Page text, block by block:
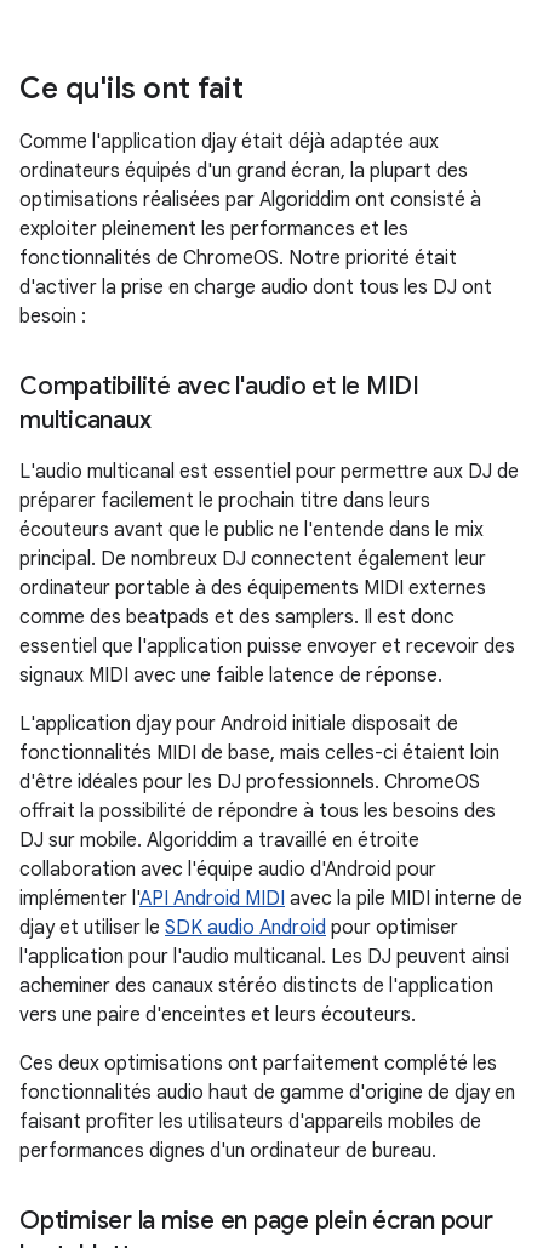
Ce qu'ils ont fait
Comme l'application djay était déjà adaptée aux
ordinateurs équipés d'un grand écran, la plupart des
optimisations réalisées par Algoriddim ont consisté à
exploiter pleinement les performances et les
fonctionnalités de ChromeOS. Notre priorité était
d'activer la prise en charge audio dont tous les DJ ont
besoin :
Compatibilité avec l'audio et le MIDI
multicanaux
L'audio multicanal est essentiel pour permettre aux DJ de
préparer facilement le prochain titre dans leurs
écouteurs avant que le public ne l'entende dans le mix
principal. De nombreux DJ connectent également leur
ordinateur portable à des équipements MIDI externes
comme des beatpads et des samplers. Il est donc
essentiel que l'application puisse envoyer et recevoir des
signaux MIDI avec une faible latence de réponse.
L'application djay pour Android initiale disposait de
fonctionnalités MIDI de base, mais celles-ci étaient loin
d'être idéales pour les DJ professionnels. ChromeOS
offrait la possibilité de répondre à tous les besoins des
DJ sur mobile. Algoriddim a travaillé en étroite
collaboration avec l'équipe audio d'Android pour
implémenter l'API Android MIDI avec la pile MIDI interne de
djay et utiliser le SDK audio Android pour optimiser
l'application pour l'audio multicanal. Les DJ peuvent ainsi
acheminer des canaux stéréo distincts de l'application
vers une paire d'enceintes et leurs écouteurs.
Ces deux optimisations ont parfaitement complété les
fonctionnalités audio haut de gamme d'origine de djay en
faisant profiter les utilisateurs d'appareils mobiles de
performances dignes d'un ordinateur de bureau.
Optimiser la mise en page plein écran pour